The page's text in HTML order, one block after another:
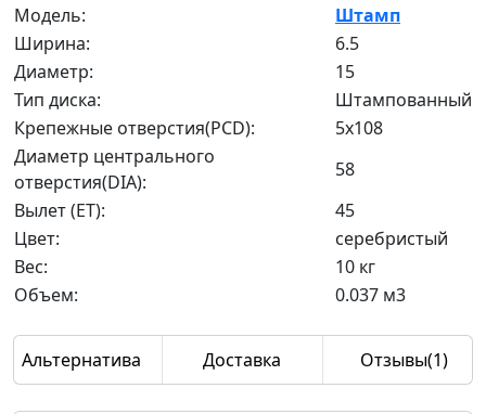
Модель:
Штамп
Ширина:
6.5
Диаметр:
15
Тип диска:
Штампованный
Крепежные отверстия(PCD):
5x108
Диаметр центрального
отверстия(DIA):
58
Вылет (ET):
45
Цвет:
серебристый
Вес:
10 кг
Объем:
0.037 м3
Альтернатива Доставка Отзывы(1)